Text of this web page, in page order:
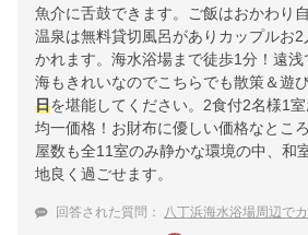
魚介に舌鼓できます。ご飯はおかわり
温泉は無料貸切風呂がありカップルお
かれます。海水浴場まで徒歩1分！遠浅
海もきれいなのでこちらでも散策＆遊
日を堪能してください。2食付2名様1
均一価格！お財布に優しい価格なとこ
屋数も全11室のみ静かな環境の中、和
地良く過ごせます。
回答された質問： 八丁浜海水浴場周辺でカ